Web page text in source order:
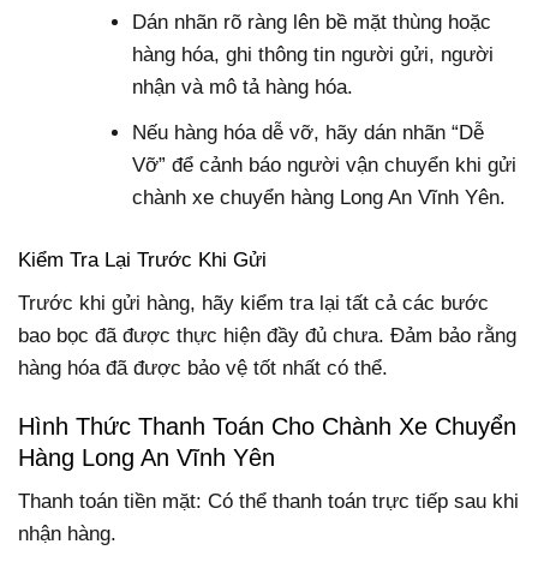
Dán nhãn rõ ràng lên bề mặt thùng hoặc
hàng hóa, ghi thông tin người gửi, người
nhận và mô tả hàng hóa.
Nếu hàng hóa dễ vỡ, hãy dán nhãn “Dễ
Vỡ” để cảnh báo người vận chuyển khi gửi
chành xe chuyển hàng Long An Vĩnh Yên.
Kiểm Tra Lại Trước Khi Gửi
Trước khi gửi hàng, hãy kiểm tra lại tất cả các bước
bao bọc đã được thực hiện đầy đủ chưa. Đảm bảo rằng
hàng hóa đã được bảo vệ tốt nhất có thể.
Hình Thức Thanh Toán Cho Chành Xe Chuyển
Hàng Long An Vĩnh Yên
Thanh toán tiền mặt: Có thể thanh toán trực tiếp sau khi
nhận hàng.